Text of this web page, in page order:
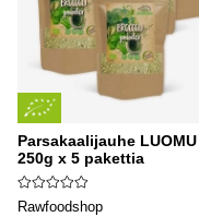
Parsakaalijauhe LUOMU
250g x 5 pakettia
Rawfoodshop